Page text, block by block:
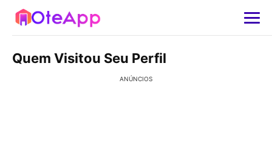
Quem Visitou Seu Perfil
ANÚNCIOS